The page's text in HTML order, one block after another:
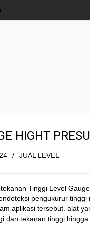
HIGHT
/
JUAL LEVEL
Tinggi Level
pengukurur tinggi
aplikasi tersebut. alat
dan tekanan tinggi